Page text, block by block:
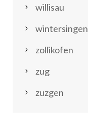
willisau
wintersingen
zollikofen
zug
zuzgen